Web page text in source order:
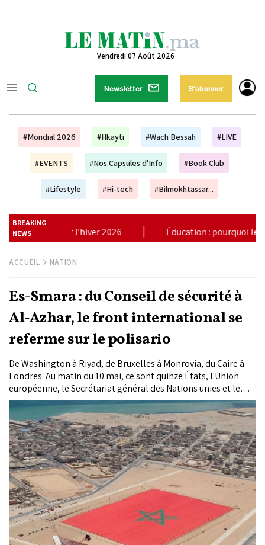
Vendredi 07 Août 2026
Newsletter S'abonner
#Mondial 2026 #Hkayti #Wach Bessah #LIVE
#EVENTS #Nos Capsules d'Info #Book Club
#Lifestyle #Hi-tech #Bilmokhtassar...
BREAKING
NEWS: pourquoi les plans à dix ans ne suffisent plus (Unesco)
ACCUEIL NATION
Es-Smara : du Conseil de sécurité à
Al-Azhar, le front international se
referme sur le polisario
De Washington à Riyad, de Bruxelles à Monrovia, du Caire à
Londres. Au matin du 10 mai, ce sont quinze États, l'Union
européenne, le Secrétariat général des Nations unies et le
Conseil des Sages musulmans qui ont condamné l'attaque
revendiquée le 5 mai par le front polisario contre la ville d'Es-
Smara. Une séquence diplomatique d'une rare densité, qui
place désormais le plan d'autonomie marocain au cœur de
toute lecture du dossier.